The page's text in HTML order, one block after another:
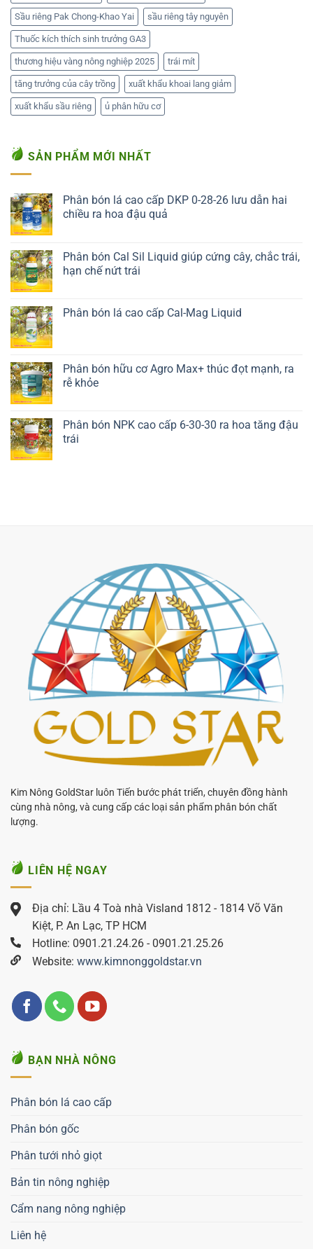
Sầu riêng Pak Chong-Khao Yai sầu riêng tây nguyên
Thuốc kích thích sinh trưởng GA3
thương hiệu vàng nông nghiệp 2025 trái mít
tăng trưởng của cây trồng xuất khẩu khoai lang giảm
xuất khẩu sầu riêng ủ phân hữu cơ
SẢN PHẨM MỚI NHẤT
Phân bón lá cao cấp DKP 0-28-26 lưu dẫn hai
chiều ra hoa đậu quả
Phân bón Cal Sil Liquid giúp cứng cây, chắc trái,
hạn chế nứt trái
Liên hệ ngay
Phân bón lá cao cấp Cal-Mag Liquid
Phân bón hữu cơ Agro Max+ thúc đọt mạnh, ra
rễ khỏe
Phân bón NPK cao cấp 6-30-30 ra hoa tăng đậu
trái
Kim Nông GoldStar luôn Tiến bước phát triển, chuyên đồng hành
cùng nhà nông, và cung cấp các loại sản phẩm phân bón chất
lượng.
LIÊN HỆ NGAY
Địa chỉ: Lầu 4 Toà nhà Visland 1812 - 1814 Võ Văn
Kiệt, P. An Lạc, TP HCM
Hotline: 0901.21.24.26 - 0901.21.25.26
Website: www.kimnonggoldstar.vn
BẠN NHÀ NÔNG
Phân bón lá cao cấp
Phân bón gốc
Phân tưới nhỏ giọt
Bản tin nông nghiệp
Cẩm nang nông nghiệp
Liên hệ